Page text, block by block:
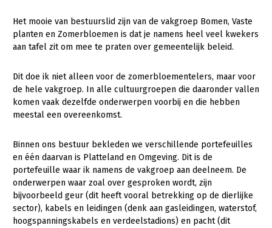
Sterk ondernemerschap
Thema’s
Gezonde planten
Natuur, klimaat en energie
Bodem en water
Platteland en omgeving
Mens, ondernemerschap en onderwijs
Het mooie van bestuurslid zijn van de vakgroep Bomen, Vaste
planten en Zomerbloemen is dat je namens heel veel kwekers
aan tafel zit om mee te praten over gemeentelijk beleid.
Dit doe ik niet alleen voor de zomerbloementelers, maar voor
de hele vakgroep. In alle cultuurgroepen die daaronder vallen
komen vaak dezelfde onderwerpen voorbij en die hebben
meestal een overeenkomst.
Binnen ons bestuur bekleden we verschillende portefeuilles
en één daarvan is Platteland en Omgeving. Dit is de
portefeuille waar ik namens de vakgroep aan deelneem. De
onderwerpen waar zoal over gesproken wordt, zijn
bijvoorbeeld geur (dit heeft vooral betrekking op de dierlijke
sector), kabels en leidingen (denk aan gasleidingen, waterstof,
hoogspanningskabels en verdeelstadions) en pacht (dit